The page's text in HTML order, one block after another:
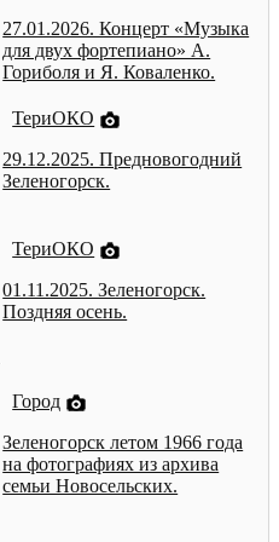
27.01.2026. Концерт «Музыка
для двух фортепиано» А.
Гориболя и Я. Коваленко.
ТериОКО
29.12.2025. Предновогодний
Зеленогорск.
ТериОКО
01.11.2025. Зеленогорск.
Поздняя осень.
Город
Зеленогорск летом 1966 года
на фотографиях из архива
семьи Новосельских.